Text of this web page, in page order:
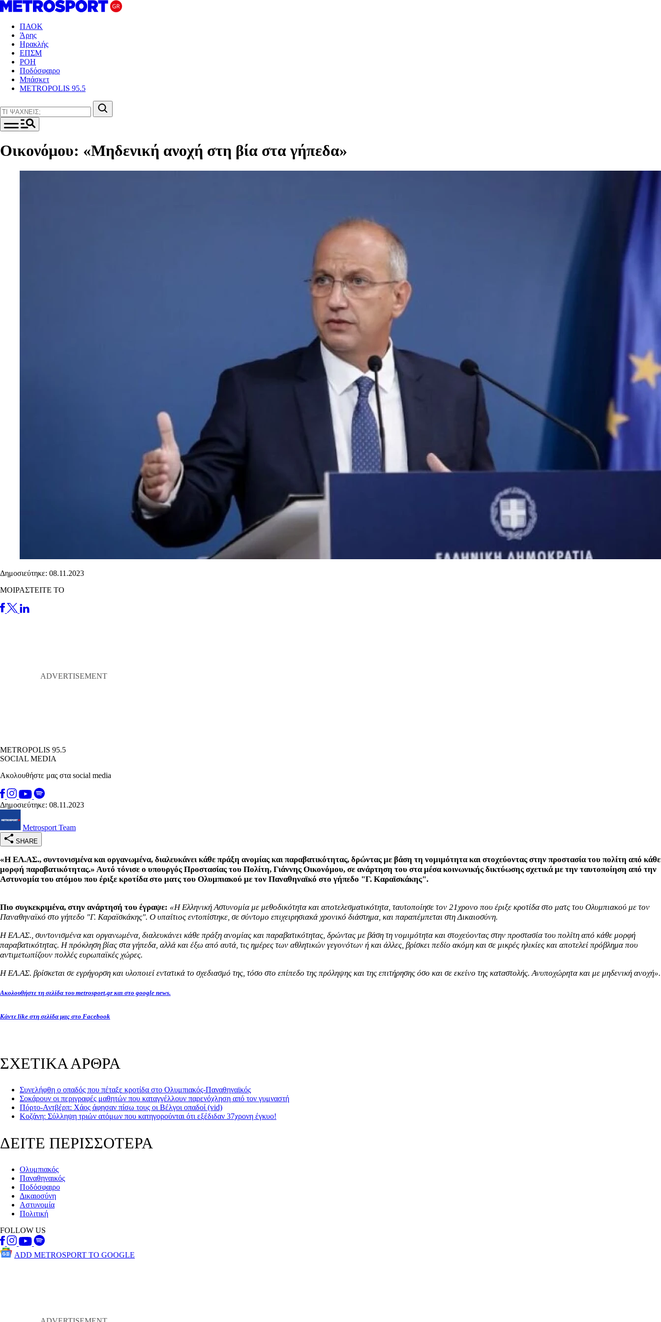
ΠΑΟΚ
Άρης
Ηρακλής
ΕΠΣΜ
ΡΟΗ
Ποδόσφαιρο
Μπάσκετ
METROPOLIS 95.5
Οικoνόμου: «Μηδενική ανοχή στη βία στα γήπεδα»
Δημοσιεύτηκε: 08.11.2023
ΜΟΙΡΑΣΤΕΙΤΕ ΤΟ
METROPOLIS 95.5
SOCIAL MEDIA
Ακολουθήστε μας στα social media
Δημοσιεύτηκε: 08.11.2023
Metrosport Team
SHARE
«Η ΕΛ.ΑΣ., συντονισμένα και οργανωμένα, διαλευκάνει κάθε πράξη ανομίας και παραβατικότητας, δρώντας με βάση τη νομιμότητα και στοχεύοντας στην προστασία του πολίτη από κάθε
μορφή παραβατικότητας.» Αυτό τόνισε ο υπουργός Προστασίας του Πολίτη, Γιάννης Οικονόμου, σε ανάρτηση του στα μέσα κοινωνικής δικτύωσης σχετικά με την ταυτοποίηση από την
Αστυνομία του ατόμου που έριξε κροτίδα στο ματς του Ολυμπιακού με τον Παναθηναϊκό στο γήπεδο "Γ. Καραϊσκάκης".
Πιο συγκεκριμένα, στην ανάρτησή του έγραψε: «H Ελληνική Αστυνομία με μεθοδικότητα και αποτελεσματικότητα, ταυτοποίησε τον 21χρονο που έριξε κροτίδα στο ματς του Ολυμπιακού με τον
Παναθηναϊκό στο γήπεδο "Γ. Καραϊσκάκης". Ο υπαίτιος εντοπίστηκε, σε σύντομο επιχειρησιακά χρονικό διάστημα, και παραπέμπεται στη Δικαιοσύνη.
Η ΕΛ.ΑΣ., συντονισμένα και οργανωμένα, διαλευκάνει κάθε πράξη ανομίας και παραβατικότητας, δρώντας με βάση τη νομιμότητα και στοχεύοντας στην προστασία του πολίτη από κάθε μορφή
παραβατικότητας. H πρόκληση βίας στα γήπεδα, αλλά και έξω από αυτά, τις ημέρες των αθλητικών γεγονότων ή και άλλες, βρίσκει πεδίο ακόμη και σε μικρές ηλικίες και αποτελεί πρόβλημα που
αντιμετωπίζουν πολλές ευρωπαϊκές χώρες.
Η ΕΛ.ΑΣ. βρίσκεται σε εγρήγορση και υλοποιεί εντατικά το σχεδιασμό της, τόσο στο επίπεδο της πρόληψης και της επιτήρησης όσο και σε εκείνο της καταστολής. Ανυποχώρητα και με μηδενική ανοχή».
Ακολουθήστε τη σελίδα του metrosport.gr και στο google news.
Κάντε like στη σελίδα μας στο Facebook
ΣΧΕΤΙΚΑ ΑΡΘΡΑ
Συνελήφθη o οπαδός που πέταξε κροτίδα στο Ολυμπιακός-Παναθηναϊκός
Σοκάρουν οι περιγραφές μαθητών που καταγγέλλουν παρενόχληση από τον γυμναστή
Πόρτο-Αντβέρπ: Χάος άφησαν πίσω τους οι Βέλγοι οπαδοί (vid)
Κοζάνη: Σύλληψη τριών ατόμων που κατηγορούνται ότι εξέδιδαν 37χρονη έγκυο!
ΔΕΙΤΕ ΠΕΡΙΣΣΟΤΕΡΑ
Ολυμπιακός
Παναθηναικός
Ποδόσφαιρο
Δικαιοσύνη
Αστυνομία
Πολιτική
FOLLOW US
ADD METROSPORT TO GOOGLE